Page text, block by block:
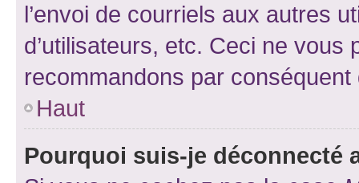
l’envoi de courriels aux autres
d’utilisateurs, etc. Ceci ne vous
recommandons par conséquent
Haut
Pourquoi suis-je déconnecté